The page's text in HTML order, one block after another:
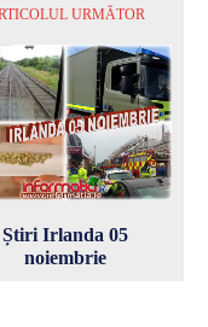
URMĂTOR
Știri Irlanda 05
noiembrie